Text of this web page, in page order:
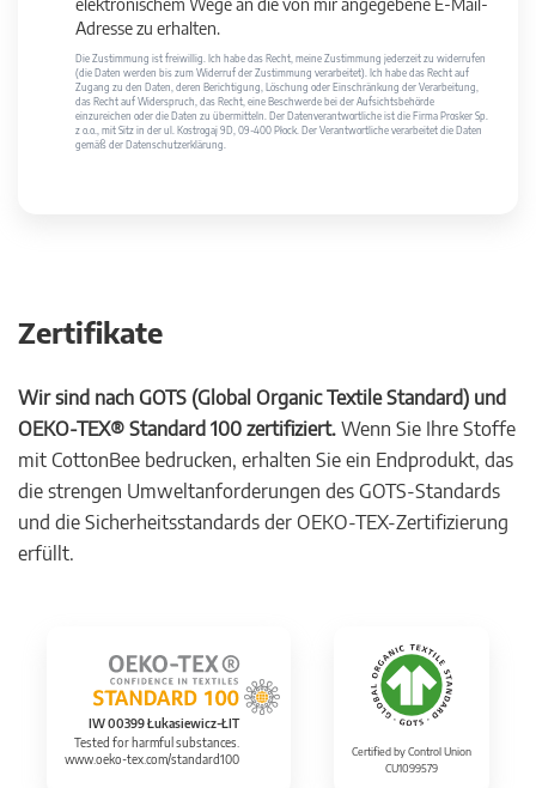
elektronischem Wege an die von mir angegebene E-Mail-
Adresse zu erhalten.
Die Zustimmung ist freiwillig. Ich habe das Recht, meine Zustimmung jederzeit zu widerrufen
(die Daten werden bis zum Widerruf der Zustimmung verarbeitet). Ich habe das Recht auf
Zugang zu den Daten, deren Berichtigung, Löschung oder Einschränkung der Verarbeitung,
das Recht auf Widerspruch, das Recht, eine Beschwerde bei der Aufsichtsbehörde
einzureichen oder die Daten zu übermitteln. Der Datenverantwortliche ist die Firma Prosker Sp.
z o.o., mit Sitz in der ul. Kostrogaj 9D, 09-400 Płock. Der Verantwortliche verarbeitet die Daten
gemäß der Datenschutzerklärung.
Zertifikate
Wir sind nach GOTS (Global Organic Textile Standard) und
OEKO-TEX® Standard 100 zertifiziert. Wenn Sie Ihre Stoffe
mit CottonBee bedrucken, erhalten Sie ein Endprodukt, das
die strengen Umweltanforderungen des GOTS-Standards
und die Sicherheitsstandards der OEKO-TEX-Zertifizierung
erfüllt.
IW 00399 Łukasiewicz-ŁIT
Tested for harmful substances.
www.oeko-tex.com/standard100
Certified by Control Union
CU1099579